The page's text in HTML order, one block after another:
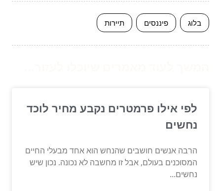
בלוג פיננסים תיירות
לפי אילו פרמטרים נקבע מחיר לוכד
נחשים
הרבה אנשים חושבים שהנחש הוא אחד מבעלי החיים
המסוכנים בעולם, אבל זו מחשבה לא נכונה. נכון שיש
נחשים...